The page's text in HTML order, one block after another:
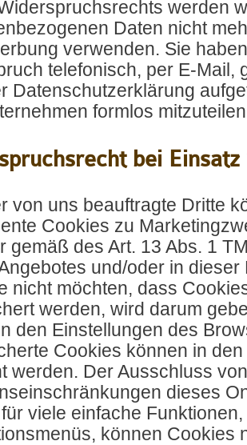
werden
Daten nicht
verwenden. Sie
telefonisch, per E-Mail,
Datenschutzerklärung
formlos
bei Einsatz
von uns beauftragte Dritte
Cookies zu
gemäß des Art. 13 Abs. 1
und/oder in
nicht möchten, dass
werden, wird darum
den Einstellungen des
Cookies können in
werden. Der Ausschluss
dieses
viele einfache
können Cookies